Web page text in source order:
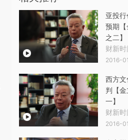
亚投
预期
之二】
财新
2016-
西方文
判【
一】
财新
2016-